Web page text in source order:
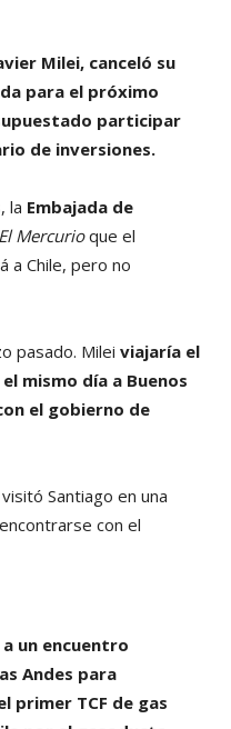
Milei, canceló su
para el próximo
participar
de inversiones.
la Embajada de
El Mercurioque el
a Chile, pero no
pasado. Milei viajaría el
mismo día a Buenos
el gobierno de
Santiago en una
con el
un encuentro
Andes para
primer TCF de gas